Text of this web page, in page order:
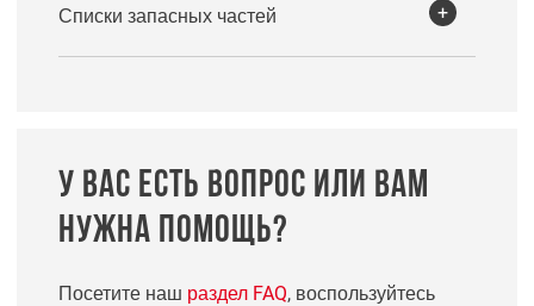
Списки запасных частей
У ВАС ЕСТЬ ВОПРОС ИЛИ ВАМ
НУЖНА ПОМОЩЬ?
Посетите наш раздел FAQ, воспользуйтесь